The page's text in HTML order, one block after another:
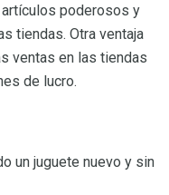
poderosos y
tiendas. Otra ventaja
ventas en las tiendas
de lucro.
un juguete nuevo y sin